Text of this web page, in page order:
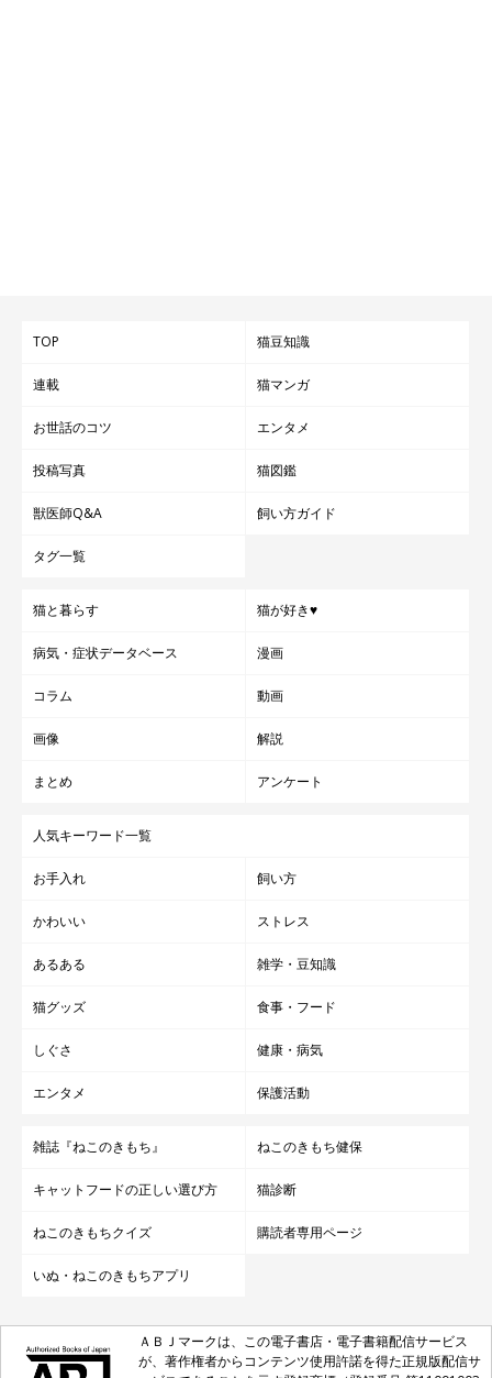
TOP 猫豆知識
連載 猫マンガ
お世話のコツ エンタメ
投稿写真 猫図鑑
獣医師Q&A 飼い方ガイド
タグ一覧
猫と暮らす 猫が好き♥
病気・症状データベース 漫画
コラム 動画
画像 解説
まとめ アンケート
人気キーワード一覧
お手入れ 飼い方
かわいい ストレス
あるある 雑学・豆知識
猫グッズ 食事・フード
しぐさ 健康・病気
エンタメ 保護活動
雑誌『ねこのきもち』 ねこのきもち健保
キャットフードの正しい選び方 猫診断
ねこのきもちクイズ 購読者専用ページ
いぬ・ねこのきもちアプリ
ＡＢＪマークは、この電子書店・電子書籍配信サービス
が、著作権者からコンテンツ使用許諾を得た正規版配信サ